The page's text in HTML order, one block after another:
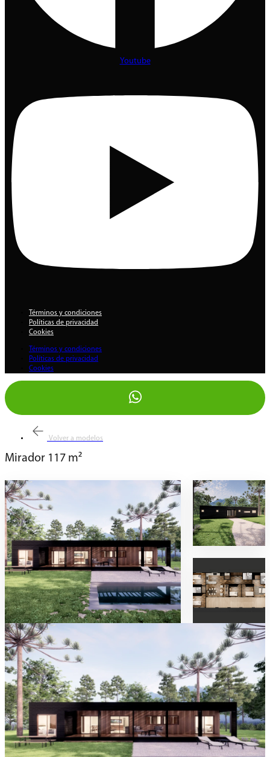
Youtube
Términos y condiciones
Políticas de privacidad
Cookies
Términos y condiciones
Políticas de privacidad
Cookies
Volver a modelos
Mirador 117 m²